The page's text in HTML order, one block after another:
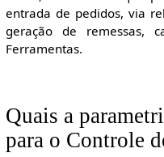
entrada de pedidos, via
geração de remessas,
Ferramentas.
Quais a
para o Controle